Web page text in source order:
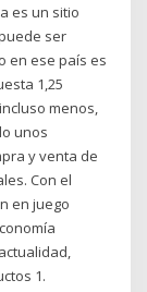
es un sitio
ser
en ese país es
1,25
menos,
unos
y venta de
Con el
en juego
1.